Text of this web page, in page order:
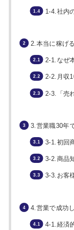
1-4.社内
2.本当に稼げ
2-1.なぜ
2-2.月収
2-3.「売
3.営業職30年
3-1.初回
3-2.商品
3-3.お客
4.営業で成功
4-1.経済